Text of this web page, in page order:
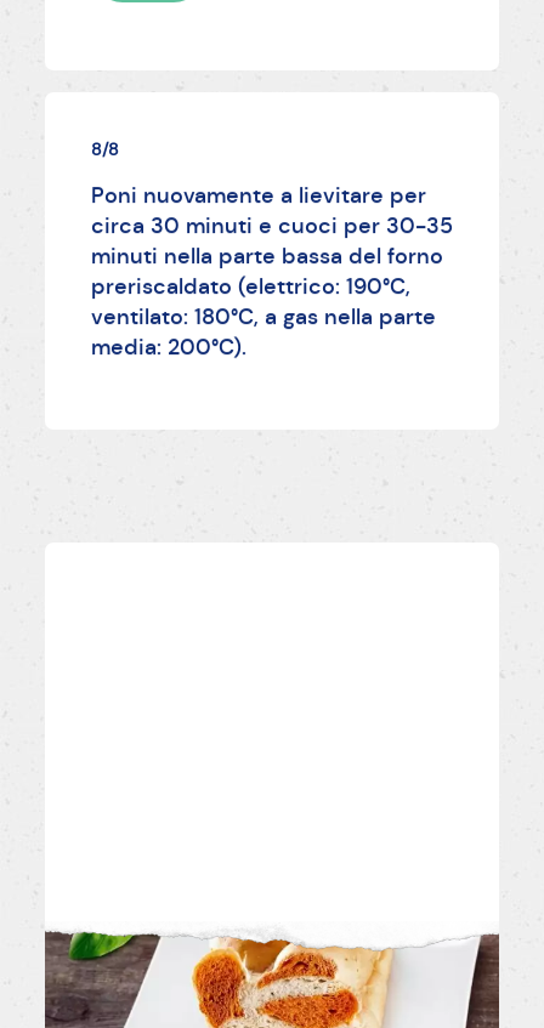
8/8
Poni nuovamente a lievitare per
circa 30 minuti e cuoci per 30-35
minuti nella parte bassa del forno
preriscaldato (elettrico: 190°C,
ventilato: 180°C, a gas nella parte
media: 200°C).